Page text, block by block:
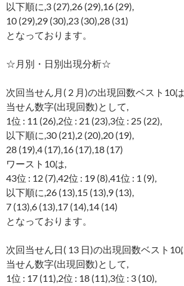
以下順に,3 (27),26 (29),16 (29),
10 (29),29 (30),23 (30),28 (31)
となっております。
☆月別・日別出現分析☆
次回当せん月( 2 月)の出現回数ベスト10
当せん数字(出現回数)として,
1位 : 11 (26),2位 : 21 (23),3位 : 25 (22),
以下順に,30 (21),2 (20),20 (19),
28 (19),4 (17),16 (17),18 (17)
ワースト10は,
43位 : 12 (7),42位 : 19 (8),41位 : 1 (9),
以下順に,26 (13),15 (13),9 (13),
7 (13),6 (13),17 (14),14 (14)
となっております。
次回当せん日( 13 日)の出現回数ベスト10
当せん数字(出現回数)として,
1位 : 17 (11),2位 : 18 (11),3位 : 3 (10),